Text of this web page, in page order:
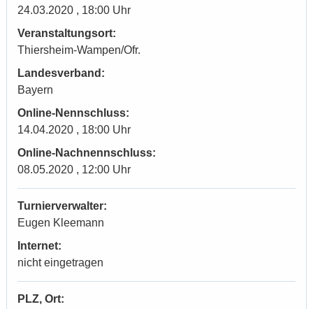
24.03.2020 , 18:00 Uhr
Veranstaltungsort:
Thiersheim-Wampen/Ofr.
Landesverband:
Bayern
Online-Nennschluss:
14.04.2020 , 18:00 Uhr
Online-Nachnennschluss:
08.05.2020 , 12:00 Uhr
Turnierverwalter:
Eugen Kleemann
Internet:
nicht eingetragen
PLZ, Ort: